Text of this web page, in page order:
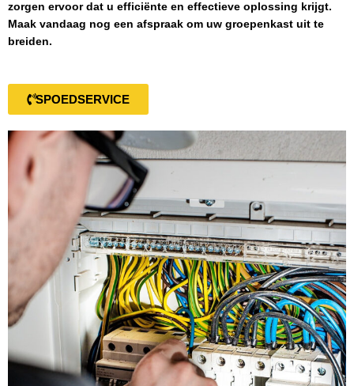
zorgen ervoor dat u efficiënte en effectieve oplossing krijgt.
Maak vandaag nog een afspraak om uw groepenkast uit te
breiden.
SPOEDSERVICE